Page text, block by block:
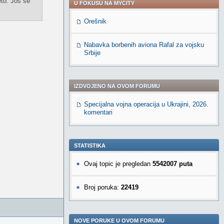
U FOKUSU NA MYCITY
Orešnik
Nabavka borbenih aviona Rafal za vojsku
Srbije
IZDVOJENO NA OVOM FORUMU
Specijalna vojna operacija u Ukrajini, 2026.
komentari
STATISTIKA
Ovaj topic je pregledan 5542007 puta
Broj poruka: 22419
NOVE PORUKE U OVOM FORUMU